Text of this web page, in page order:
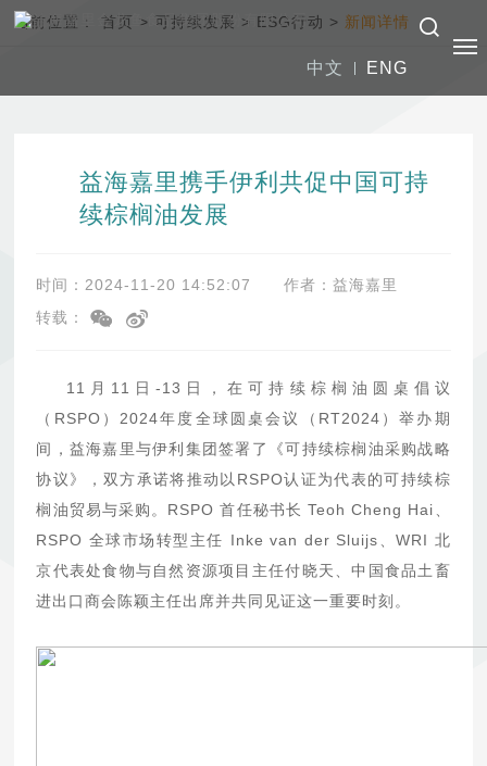
中文 ENG
当前位置：首页 > 可持续发展 > ESG行动 > 新闻详情
益海嘉里携手伊利共促中国可持
续棕榈油发展
时间：2024-11-20 14:52:07
作者：益海嘉里
转载：
11月11日-13日，在可持续棕榈油圆桌倡议
（RSPO）2024年度全球圆桌会议（RT2024）举办期
间，益海嘉里与伊利集团签署了《可持续棕榈油采购战略
协议》，双方承诺将推动以RSPO认证为代表的可持续棕
榈油贸易与采购。RSPO 首任秘书长 Teoh Cheng Hai、
RSPO 全球市场转型主任 Inke van der Sluijs、WRI 北
京代表处食物与自然资源项目主任付晓天、中国食品土畜
进出口商会陈颖主任出席并共同见证这一重要时刻。